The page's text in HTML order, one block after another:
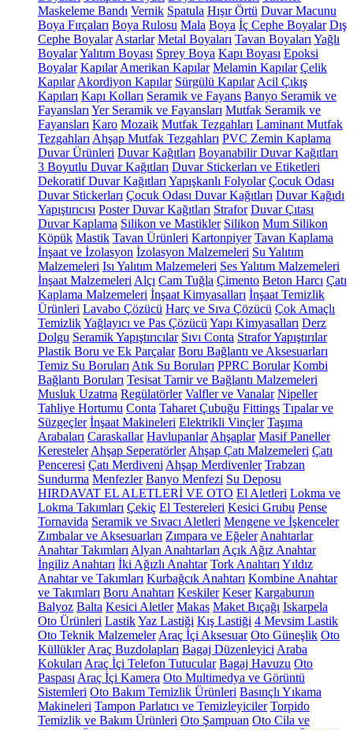
Maskeleme Bandı Vernik Spatula Hışır Örtü Duvar Macunu
Boya Fırçaları Boya Rulosu Mala Boya İç Cephe Boyalar Dış
Cephe Boyalar Astarlar Metal Boyaları Tavan Boyaları Yağlı
BoyalarYalıtım Boyası Sprey Boya Kapı Boyası Epoksi
Boyalar Kapılar Amerikan Kapılar Melamin Kapılar Çelik
Kapılar Akordiyon Kapılar Sürgülü Kapılar Acil Çıkış
Kapıları Kapı Kolları Seramik ve Fayans Banyo Seramik ve
Fayansları Yer Seramik ve Fayansları Mutfak Seramik ve
Fayansları Karo Mozaik Mutfak Tezgahları Laminant Mutfak
Tezgahları Ahşap Mutfak Tezgahları PVC Zemin Kaplama
Duvar Ürünleri Duvar Kağıtları Boyanabilir Duvar Kağıtları
3 Boyutlu Duvar Kağıtları Duvar Stickerları ve Etiketleri
Dekoratif Duvar Kağıtları Yapışkanlı Folyolar Çocuk Odası
Duvar Stickerları Çocuk Odası Duvar Kağıtları Duvar Kağıdı
Yapıştırıcısı Poster Duvar Kağıtları Strafor Duvar Çıtası
Duvar Kaplama Silikon ve Mastikler Silikon Mum Silikon
Köpük Mastik Tavan Ürünleri Kartonpiyer Tavan Kaplama
İnşaat ve İzolasyon İzolasyon Malzemeleri Su Yalıtım
Malzemeleri Isı Yalıtım Malzemeleri Ses Yalıtım Malzemeleri
İnşaat Malzemeleri Alçı Cam Tuğla Çimento Beton Harcı Çatı
Kaplama Malzemeleri İnşaat Kimyasalları İnşaat Temizlik
Ürünleri Lavabo Çözücü Harç ve Sıva Çözücü Çok Amaçlı
TemizlikYağlayıcı ve Pas Çözücü Yapı Kimyasalları Derz
Dolgu Seramik Yapıştırıcılar Sıvı Conta Strafor Yapıştırılar
Plastik Boru ve Ek Parçalar Boru Bağlantı ve Aksesuarları
Temiz Su Boruları Atık Su Boruları PPRC Borular Kombi
Bağlantı Boruları Tesisat Tamir ve Bağlantı Malzemeleri
Musluk Uzatma Regülatörler Valfler ve Vanalar Nipeller
Tahliye Hortumu Conta Taharet Çubuğu Fittings Tıpalar ve
Süzgeçler İnşaat Makineleri Elektrikli Vinçler Taşıma
Arabaları Caraskallar Havlupanlar Ahşaplar Masif Paneller
Keresteler Ahşap Seperatörler Ahşap Çatı Malzemeleri Çatı
Penceresi Çatı Merdiveni Ahşap Merdivenler Trabzan
Sundurma Menfezler Banyo Menfezi Su Deposu
HIRDAVAT EL ALETLERİ VE OTO El Aletleri Lokma ve
Lokma Takımları Çekiç El Testereleri Kesici Grubu Pense
Tornavida Seramik ve Sıvacı Aletleri Mengene ve İşkenceler
Zımbalar ve Aksesuarları Zımpara ve Eğeler Anahtarlar
Anahtar Takımları Alyan Anahtarları Açık Ağız Anahtar
İngiliz Anahtarı İki Ağızlı Anahtar Tork Anahtarı Yıldız
Anahtar ve Takımları Kurbağcık Anahtarı Kombine Anahtar
ve Takımları Boru Anahtarı Keskiler Keser Kargaburun
Balyoz Balta Kesici Aletler Makas Maket Bıçağı Iskarpela
Oto Ürünleri LastikYaz Lastiği Kış Lastiği 4 Mevsim Lastik
Oto Teknik Malzemeler Araç İçi Aksesuar Oto Güneşlik Oto
Küllükler Araç Buzdolapları Bagaj Düzenleyici Araba
Kokuları Araç İçi Telefon Tutucular Bagaj Havuzu Oto
Paspası Araç İçi Kamera Oto Multimedya ve Görüntü
Sistemleri Oto Bakım Temizlik Ürünleri Basınçlı Yıkama
Makineleri Tampon Parlatıcı ve Temizleyiciler Torpido
Temizlik ve Bakım Ürünleri Oto Şampuan Oto Cila ve